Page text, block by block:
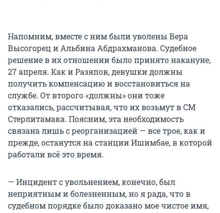
Напомним, вместе с ним были уволены Вера
Высогорец и Альбина Абдрахманова. Судебное
решение в их отношении было принято накануне,
27 апреля. Как и Разяпов, девушки должны
получить компенсацию и восстановиться на
службе. От второго «должны» они тоже
отказались, рассчитывая, что их возьмут в СМ
Стерлитамака. Поясним, эта необходимость
связана лишь с реорганизацией — все трое, как и
прежде, останутся на станции Ишимбае, в которой
работали всё это время.
— Инцидент с увольнением, конечно, был
неприятным и болезненным, но я рада, что в
судебном порядке было доказано мое чистое имя,